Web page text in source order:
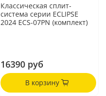
Классическая сплит-
система серии ECLIPSE
2024 ECS-07PN (комплект)
16390 руб
В корзину